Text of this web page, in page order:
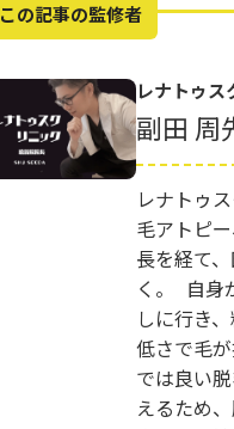
この記事の監修者
レナトゥス
副田 周
レナトゥ
毛アトピ
長を経て
く。 自身
しに行き
低さで毛
では良い
えるため